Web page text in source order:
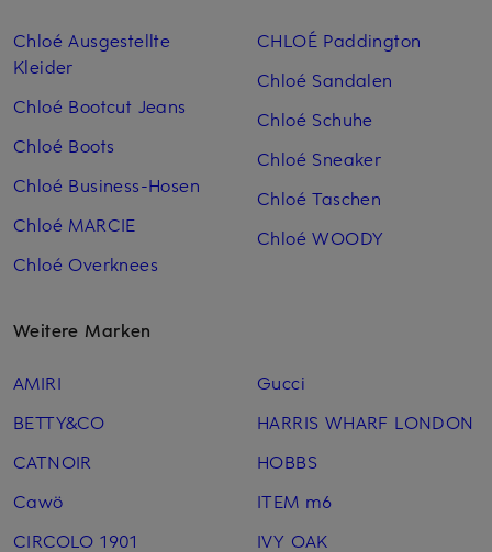
Chloé Ausgestellte
Kleider
Chloé Bootcut Jeans
Chloé Boots
Chloé Business-Hosen
Chloé MARCIE
Chloé Overknees
CHLOÉ Paddington
Chloé Sandalen
Chloé Schuhe
Chloé Sneaker
Chloé Taschen
Chloé WOODY
Weitere Marken
AMIRI
BETTY&CO
CATNOIR
Cawö
CIRCOLO 1901
Gucci
HARRIS WHARF LONDON
HOBBS
ITEM m6
IVY OAK